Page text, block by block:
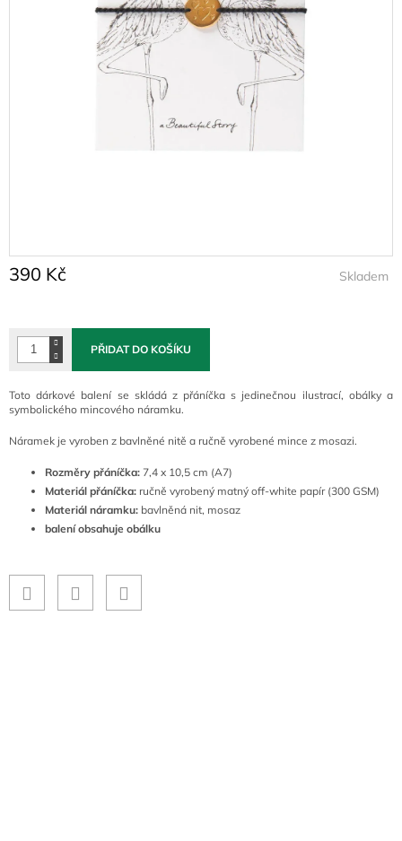
390 Kč Skladem
PŘIDAT DO KOŠÍKU
Toto dárkové balení se skládá z přáníčka s jedinečnou ilustrací, obálky a
symbolického mincového náramku.
Náramek je vyroben z bavlněné nitě a ručně vyrobené mince z mosazi.
Rozměry přáníčka: 7,4 x 10,5 cm (A7)
Materiál přáníčka: ručně vyrobený matný off-white papír (300 GSM)
Materiál náramku: bavlněná nit, mosaz
balení obsahuje obálku